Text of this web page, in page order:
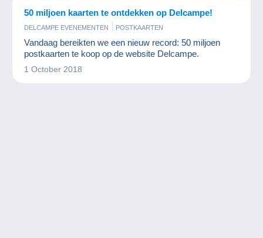
50 miljoen kaarten te ontdekken op Delcampe!
DELCAMPE EVENEMENTEN POSTKAARTEN
Vandaag bereikten we een nieuw record: 50 miljoen
postkaarten te koop op de website Delcampe.
1 October 2018